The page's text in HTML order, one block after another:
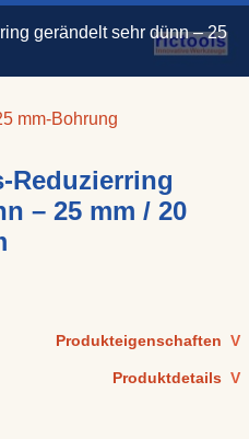
gerändelt sehr dünn – 25
mm-Bohrung
Reduzierring
– 25 mm / 20
Produkteigenschaften V
Produktdetails V